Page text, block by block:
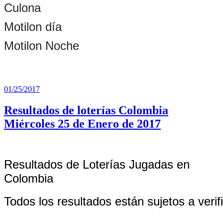
Culona
Motilon día
Motilon Noche
Publicado
01/25/2017
Resultados de loterías Colombia
Miércoles 25 de Enero de 2017
Resultados de Loterías Jugadas en
Colombia
Todos los resultados están sujetos a